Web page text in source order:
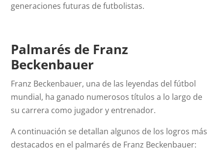
generaciones futuras de futbolistas.
Palmarés de Franz
Beckenbauer
Franz Beckenbauer, una de las leyendas del fútbol
mundial, ha ganado numerosos títulos a lo largo de
su carrera como jugador y entrenador.
A continuación se detallan algunos de los logros más
destacados en el palmarés de Franz Beckenbauer: